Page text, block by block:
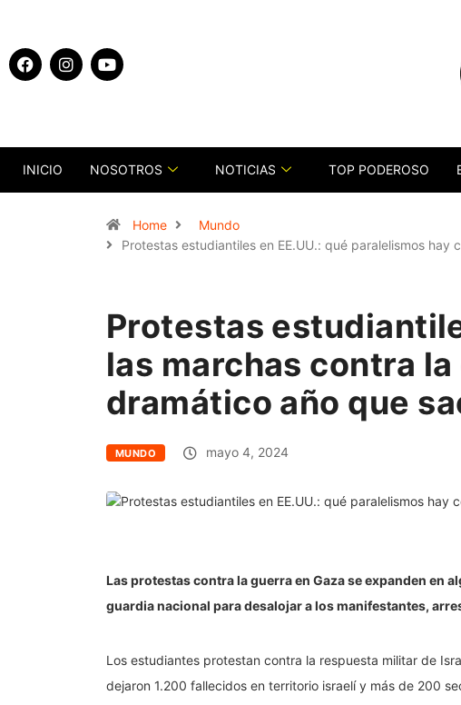
INICIO NOSOTROS NOTICIAS TOP PODEROSO
Home
Mundo
Protestas estudiantiles en EE.UU.: qué paralelismos
Protestas
las marchas contra
dramático año que
MUNDO mayo 4, 2024
Las protestas contra la guerra en Gaza se expanden en
guardia nacional para desalojar a los manifestantes,
Los estudiantes protestan contra la respuesta militar de
dejaron 1.200 fallecidos en territorio israelí y más de 200